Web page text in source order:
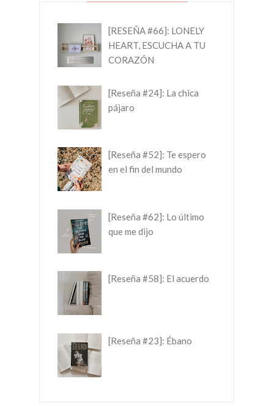
[RESEÑA #66]: LONELY
HEART, ESCUCHA A TU
CORAZÓN
[Reseña #24]: La chica
pájaro
[Reseña #52]: Te espero
en el fin del mundo
[Reseña #62]: Lo último
que me dijo
[Reseña #58]: El acuerdo
[Reseña #23]: Ébano